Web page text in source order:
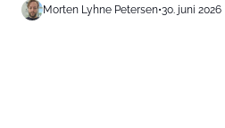
Morten Lyhne Petersen•30. juni 2026